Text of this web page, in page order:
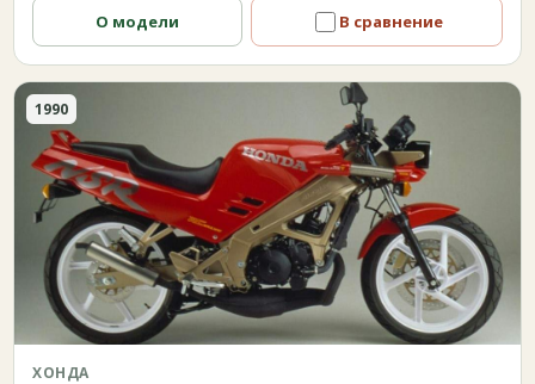
О модели В сравнение
1990
ХОНДА